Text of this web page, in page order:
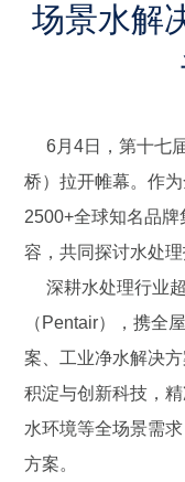
场景水解
6月4日，第十七
桥）拉开帷幕。作
2500+全球知名品
容，共同探讨水处
深耕水处理行业
（Pentair），携全
案、工业净水解决
积淀与创新科技，
水环境等全场景需
方案。